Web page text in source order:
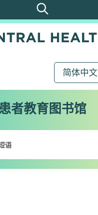
简体中文
者教育图书馆